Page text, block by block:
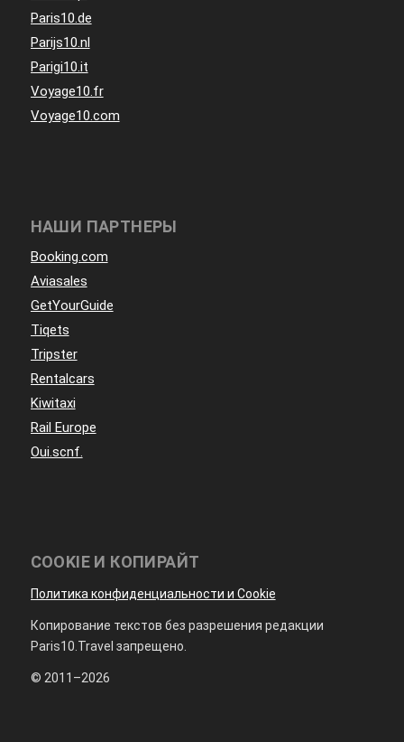
Paris10.de
Parijs10.nl
Parigi10.it
Voyage10.fr
Voyage10.com
НАШИ ПАРТНЕРЫ
Booking.com
Aviasales
GetYourGuide
Tiqets
Tripster
Rentalcars
Kiwitaxi
Rail Europe
Oui.scnf.
COOKIE И КОПИРАЙТ
Политика конфиденциальности и Cookie
Копирование текстов без разрешения редакции
Paris10.Travel запрещено.
© 2011–2026